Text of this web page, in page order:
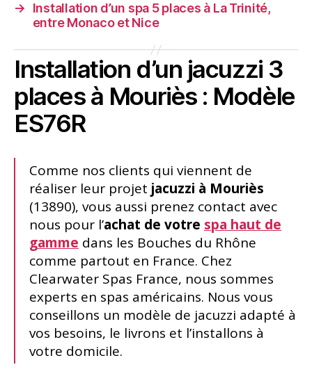
→
Installation d’un spa 5 places à La Trinité,
entre Monaco et Nice
Installation d’un jacuzzi 3
places à Mouriès : Modèle
ES76R
Comme nos clients qui viennent de
réaliser leur projet jacuzzi à Mouriès
(13890), vous aussi prenez contact avec
nous pour l’achat de votre spa haut de
gamme dans les Bouches du Rhône
comme partout en France. Chez
Clearwater Spas France, nous sommes
experts en spas américains. Nous vous
conseillons un modèle de jacuzzi adapté à
vos besoins, le livrons et l’installons à
votre domicile.